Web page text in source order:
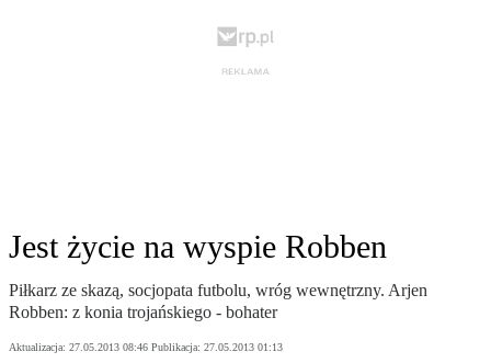
Jest życie na wyspie Robben
Piłkarz ze skazą, socjopata futbolu, wróg wewnętrzny. Arjen
Robben: z konia trojańskiego - bohater
Aktualizacja: 27.05.2013 08:46 Publikacja: 27.05.2013 01:13